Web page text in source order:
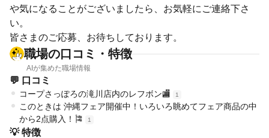
や気になることがございましたら、お気軽にご連絡下さ
い。
皆さまのご応募、お待ちしております。
職場の口コミ・特徴
AIが集めた職場情報
💬 口コミ
コープさっぽろの滝川店内のレフボン🏬 1
このときは 沖縄フェア開催中！いろいろ眺めてフェア商品の中
から2点購入！🎏
1
💡 特徴